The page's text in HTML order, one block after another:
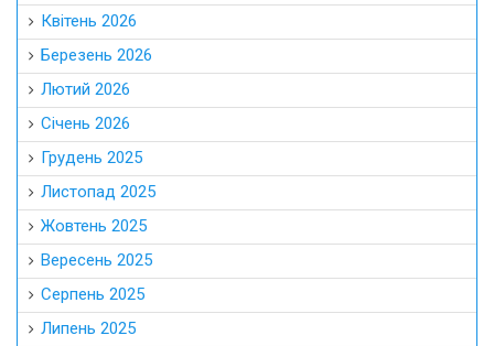
Квітень 2026
Березень 2026
Лютий 2026
Січень 2026
Грудень 2025
Листопад 2025
Жовтень 2025
Вересень 2025
Серпень 2025
Липень 2025